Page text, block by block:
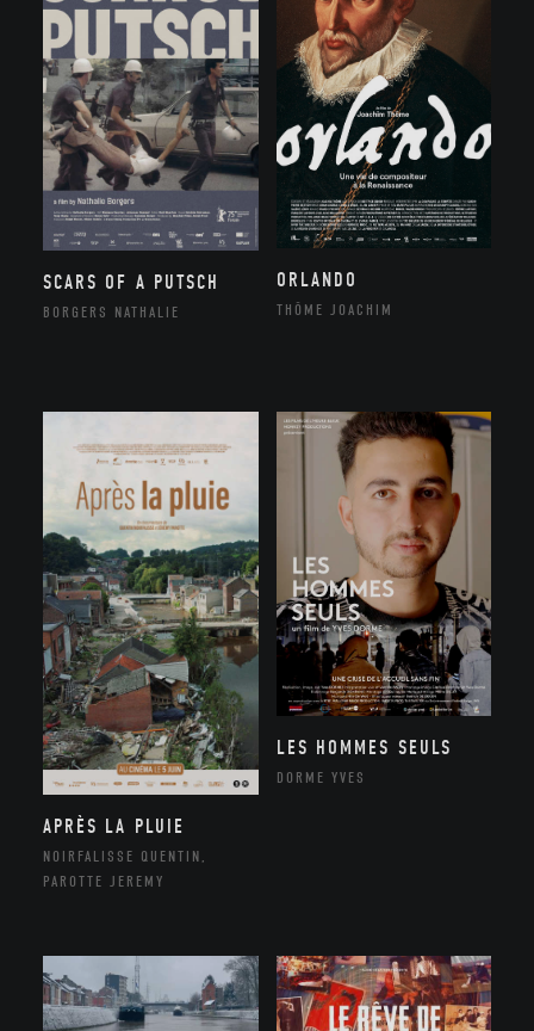
SCARS OF A PUTSCH
BORGERS NATHALIE
ORLANDO
THÔME JOACHIM
APRÈS LA PLUIE
NOIRFALISSE QUENTIN,
PAROTTE JEREMY
LES HOMMES SEULS
DORME YVES